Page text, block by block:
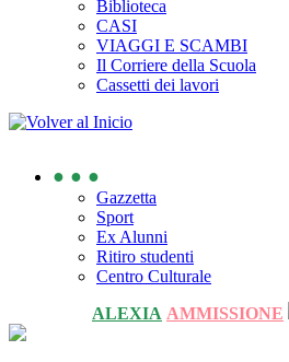
Biblioteca
CASI
VIAGGI E SCAMBI
Il Corriere della Scuola
Cassetti dei lavori
● ● ●
Gazzetta
Sport
Ex Alunni
Ritiro studenti
Centro Culturale
ALEXIA AMMISSIONE